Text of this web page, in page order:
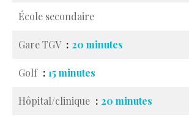
École secondaire
Gare TGV 20 minutes
Golf 15 minutes
Hôpital/clinique 20 minutes